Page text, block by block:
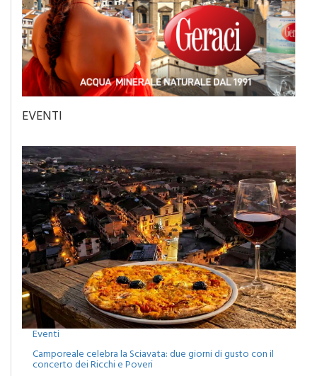
EVENTI
Eventi
Camporeale celebra la Sciavata: due giorni di gusto con il
concerto dei Ricchi e Poveri